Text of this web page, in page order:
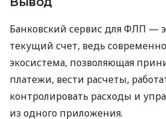
Банковский сервис для ФЛП —
текущий счет, ведь
экосистема, позволяющая
платежи, вести расчеты,
контролировать расходы и
из одного приложения.